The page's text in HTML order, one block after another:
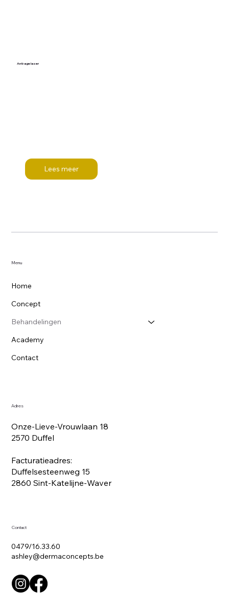
Anti-age laser
Lees meer
Menu
Home
Concept
Behandelingen
Academy
Contact
Adres
Onze-Lieve-Vrouwlaan 18
2570 Duffel
Facturatieadres:
Duffelsesteenweg 15
2860 Sint-Katelijne-Waver
Contact
0479/16.33.60
ashley@dermaconcepts.be